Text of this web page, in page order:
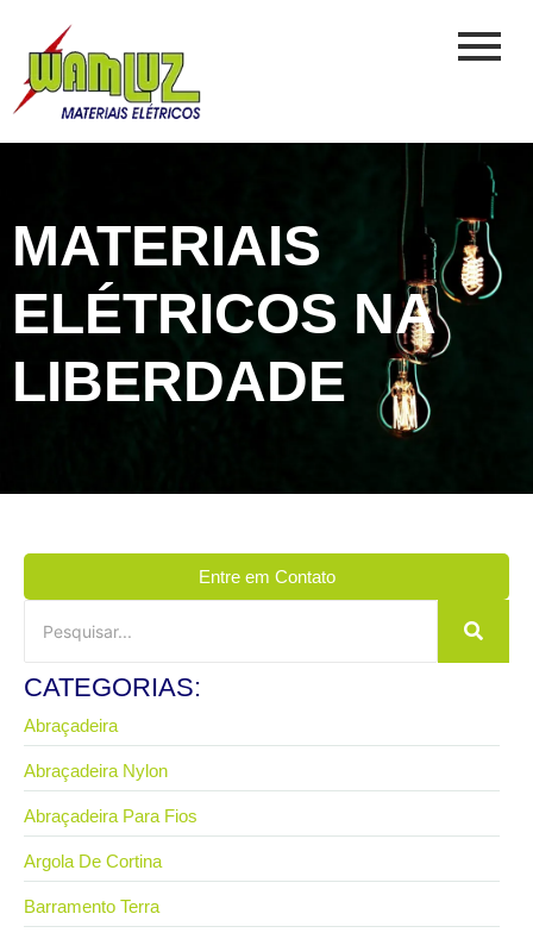
MATERIAIS
ELÉTRICOS NA
LIBERDADE
Entre em Contato
CATEGORIAS:
Abraçadeira
Abraçadeira Nylon
Abraçadeira Para Fios
Argola De Cortina
Barramento Terra